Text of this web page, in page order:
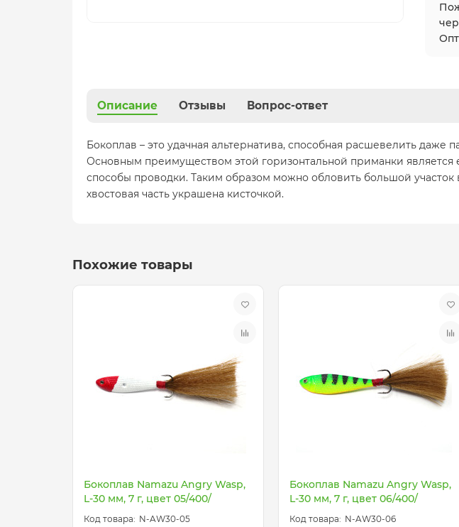
Описание Отзывы Вопрос-ответ
Бокоплав – это удачная альтернатива, способная расшевелить
Основным преимуществом этой горизонтальной приманки является
способы проводки. Таким образом можно обловить большой
хвостовая часть украшена кисточкой.
Похожие товары
Бокоплав Namazu Angry Wasp,
L-30 мм, 7 г, цвет 05/400/
N-AW30-05
Бокоплав Namazu Angry Wasp,
L-30 мм, 7 г, цвет 06/400/
N-AW30-06